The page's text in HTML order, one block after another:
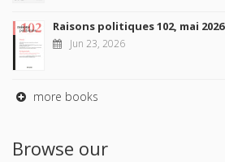
Raisons politiques 102, mai 2026
Jun 23, 2026
more books
Browse our